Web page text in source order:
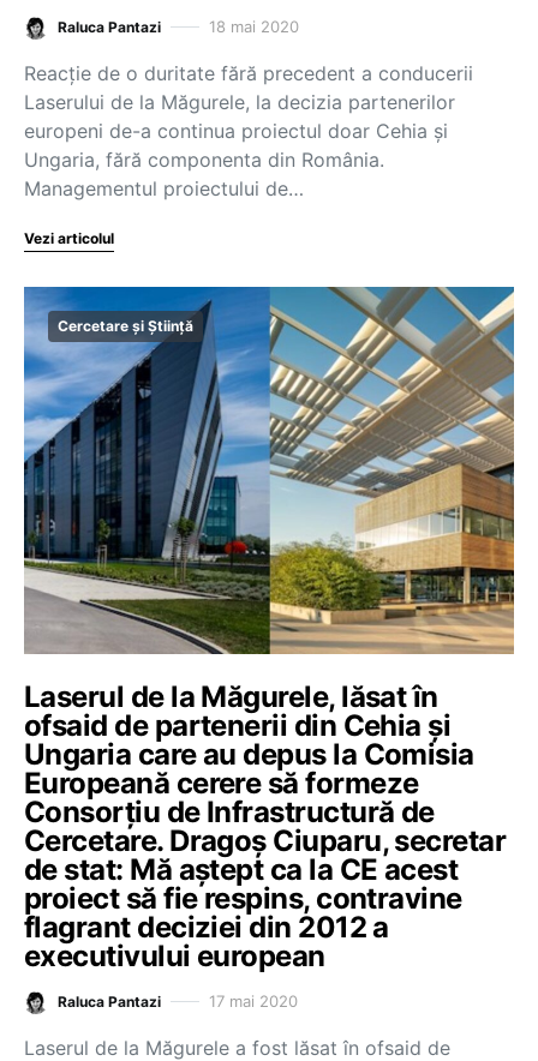
Raluca Pantazi 18 mai 2020
Reacție de o duritate fără precedent a conducerii
Laserului de la Măgurele, la decizia partenerilor
europeni de-a continua proiectul doar Cehia și
Ungaria, fără componenta din România.
Managementul proiectului de…
Vezi articolul
Cercetare și Știință
Laserul de la Măgurele, lăsat în
ofsaid de partenerii din Cehia și
Ungaria care au depus la Comisia
Europeană cerere să formeze
Consorțiu de Infrastructură de
Cercetare. Dragoș Ciuparu, secretar
de stat: Mă aștept ca la CE acest
proiect să fie respins, contravine
flagrant deciziei din 2012 a
executivului european
Raluca Pantazi 17 mai 2020
Laserul de la Măgurele a fost lăsat în ofsaid de